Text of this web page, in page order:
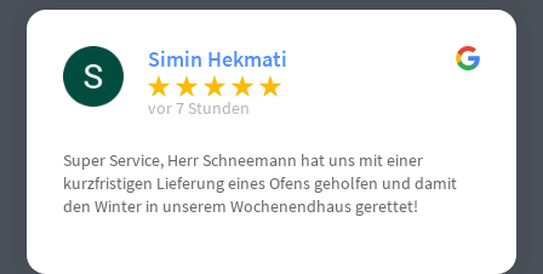
Simin Hekmati
vor 7 Stunden
Super Service, Herr Schneemann hat uns mit einer
kurzfristigen Lieferung eines Ofens geholfen und damit
den Winter in unserem Wochenendhaus gerettet!